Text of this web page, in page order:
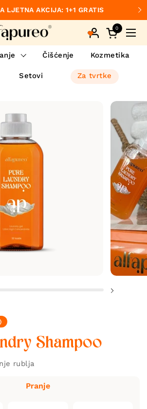
LJETNA AKCIJA: 1+1 GRATIS
Otvori
0
Čišćenje Kozmetika
Setovi Za tvrtke
Shampoo
rublja
Pranje